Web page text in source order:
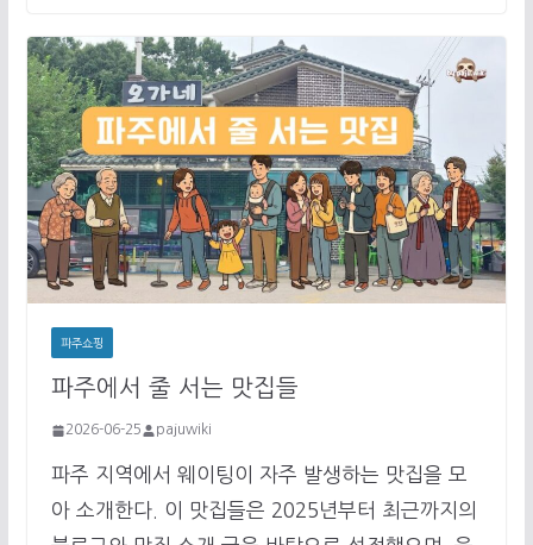
파주쇼핑
파주에서 줄 서는 맛집들
2026-06-25 pajuwiki
파주 지역에서 웨이팅이 자주 발생하는 맛집을 모
아 소개한다. 이 맛집들은 2025년부터 최근까지의